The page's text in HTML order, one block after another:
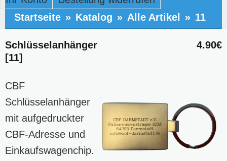
Startseite » Katalog » Alle Artikel » 11
4.90€
Schlüsselanhänger
[11]
CBF
Schlüsselanhänger
mit aufgedruckter
CBF-Adresse und
Einkaufswagenchip.